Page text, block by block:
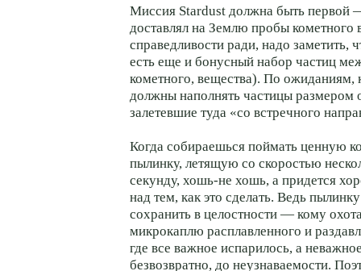
Миссия Stardust должна быть первой
доставлял на Землю пробы кометного
справедливости ради, надо заметить,
есть еще и бонусный набор частиц
кометного, вещества). По ожиданиям,
должны наполнять частицы размером
залетевшие туда «со встречного
Когда собираешься поймать ценную
пылинку, летящую со скоростью
секунду, хошь-не хошь, а придется
над тем, как это сделать. Ведь
сохранить в целостности — кому
микрокаплю расплавленного и
где все важное испарилось, а
безвозвратно, до неузнаваемости.